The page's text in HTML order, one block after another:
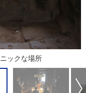
ックな場所